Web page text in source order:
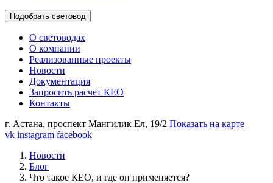
Подобрать световод
О световодах
О компании
Реализованные проекты
Новости
Документация
Запросить расчет КЕО
Контакты
г. Астана, проспект Мангилик Ел, 19/2 Показать на карте
vk instagram facebook
Новости
Блог
Что такое КЕО, и где он применяется?